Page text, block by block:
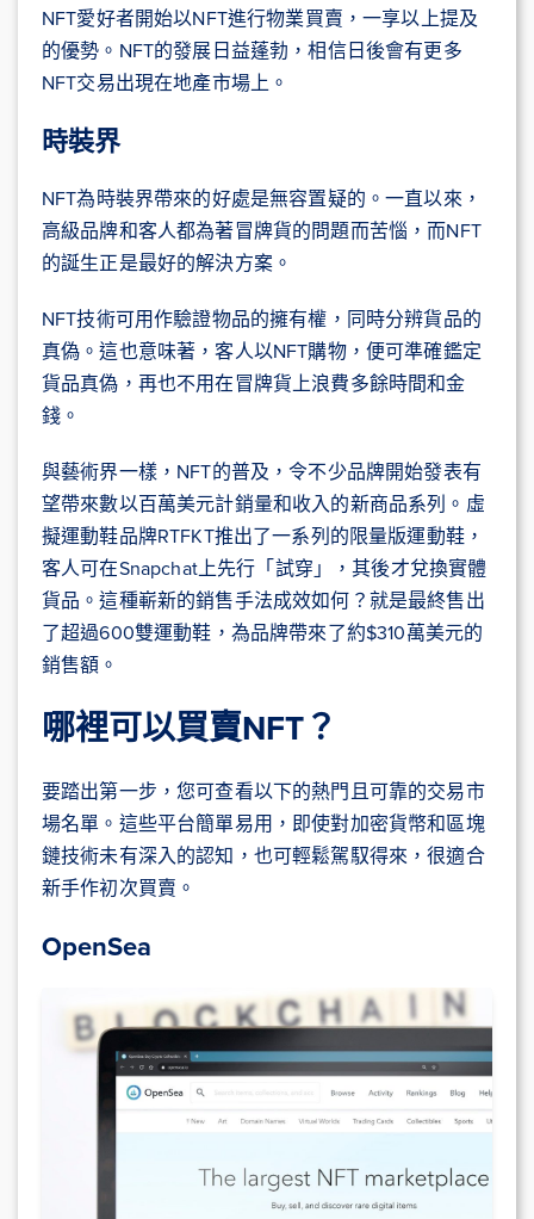
NFT愛好者開始以NFT進行物業買賣，一享以上提及
的優勢。NFT的發展日益蓬勃，相信日後會有更多
NFT交易出現在地產市場上。
時裝界
NFT為時裝界帶來的好處是無容置疑的。一直以來，
高級品牌和客人都為著冒牌貨的問題而苦惱，而NFT
的誕生正是最好的解決方案。
NFT技術可用作驗證物品的擁有權，同時分辨貨品的
真偽。這也意味著，客人以NFT購物，便可準確鑑定
貨品真偽，再也不用在冒牌貨上浪費多餘時間和金
錢。
與藝術界一樣，NFT的普及，令不少品牌開始發表有
望帶來數以百萬美元計銷量和收入的新商品系列。虛
擬運動鞋品牌RTFKT推出了一系列的限量版運動鞋，
客人可在Snapchat上先行「試穿」，其後才兌換實體
貨品。這種嶄新的銷售手法成效如何？就是最終售出
了超過600雙運動鞋，為品牌帶來了約$310萬美元的
銷售額。
哪裡可以買賣NFT？
要踏出第一步，您可查看以下的熱門且可靠的交易市
場名單。這些平台簡單易用，即使對加密貨幣和區塊
鏈技術未有深入的認知，也可輕鬆駕馭得來，很適合
新手作初次買賣。
OpenSea